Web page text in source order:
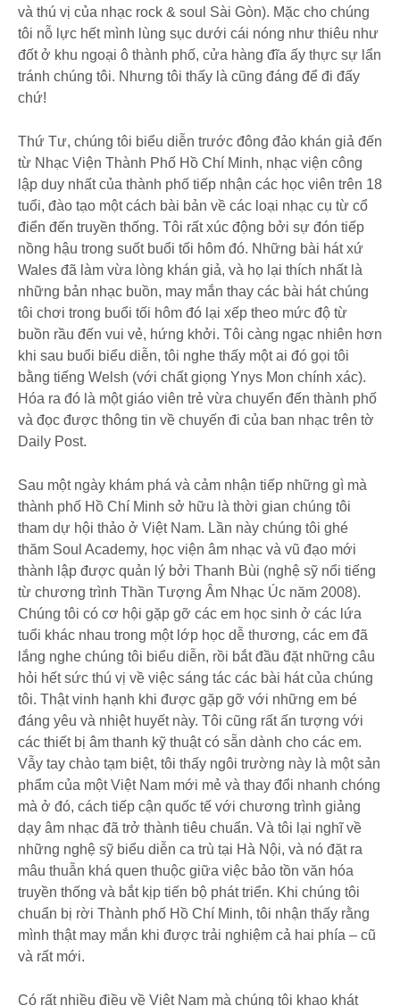
và thú vị của nhạc rock & soul Sài Gòn). Mặc cho chúng
tôi nỗ lực hết mình lùng sục dưới cái nóng như thiêu như
đốt ở khu ngoại ô thành phố, cửa hàng đĩa ấy thực sự lẩn
tránh chúng tôi. Nhưng tôi thấy là cũng đáng để đi đấy
chứ!
Thứ Tư, chúng tôi biểu diễn trước đông đảo khán giả đến
từ Nhạc Viện Thành Phố Hồ Chí Minh, nhạc viện công
lập duy nhất của thành phố tiếp nhận các học viên trên 18
tuổi, đào tạo một cách bài bản về các loại nhạc cụ từ cổ
điển đến truyền thống. Tôi rất xúc động bởi sự đón tiếp
nồng hậu trong suốt buổi tối hôm đó. Những bài hát xứ
Wales đã làm vừa lòng khán giả, và họ lại thích nhất là
những bản nhạc buồn, may mắn thay các bài hát chúng
tôi chơi trong buổi tối hôm đó lại xếp theo mức độ từ
buồn rầu đến vui vẻ, hứng khởi. Tôi càng ngạc nhiên hơn
khi sau buổi biểu diễn, tôi nghe thấy một ai đó gọi tôi
bằng tiếng Welsh (với chất giọng Ynys Mon chính xác).
Hóa ra đó là một giáo viên trẻ vừa chuyển đến thành phố
và đọc được thông tin về chuyến đi của ban nhạc trên tờ
Daily Post.
Sau một ngày khám phá và cảm nhận tiếp những gì mà
thành phố Hồ Chí Minh sở hữu là thời gian chúng tôi
tham dự hội thảo ở Việt Nam. Lần này chúng tôi ghé
thăm Soul Academy, học viện âm nhạc và vũ đạo mới
thành lập được quản lý bởi Thanh Bùi (nghệ sỹ nổi tiếng
từ chương trình Thần Tượng Âm Nhạc Úc năm 2008).
Chúng tôi có cơ hội gặp gỡ các em học sinh ở các lứa
tuổi khác nhau trong một lớp học dễ thương, các em đã
lắng nghe chúng tôi biểu diễn, rồi bắt đầu đặt những câu
hỏi hết sức thú vị về việc sáng tác các bài hát của chúng
tôi. Thật vinh hạnh khi được gặp gỡ với những em bé
đáng yêu và nhiệt huyết này. Tôi cũng rất ấn tượng với
các thiết bị âm thanh kỹ thuật có sẵn dành cho các em.
Vẫy tay chào tạm biệt, tôi thấy ngôi trường này là một sản
phẩm của một Việt Nam mới mẻ và thay đổi nhanh chóng
mà ở đó, cách tiếp cận quốc tế với chương trình giảng
dạy âm nhạc đã trở thành tiêu chuẩn. Và tôi lại nghĩ về
những nghệ sỹ biểu diễn ca trù tại Hà Nội, và nó đặt ra
mâu thuẫn khá quen thuộc giữa việc bảo tồn văn hóa
truyền thống và bắt kịp tiến bộ phát triển. Khi chúng tôi
chuẩn bị rời Thành phố Hồ Chí Minh, tôi nhận thấy rằng
mình thật may mắn khi được trải nghiệm cả hai phía – cũ
và rất mới.
Có rất nhiều điều về Việt Nam mà chúng tôi khao khát